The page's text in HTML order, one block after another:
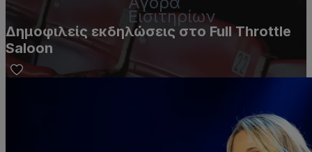
Εισιτηρίων
Δημοφιλείς εκδηλώσεις στο Full Throttle
Saloon